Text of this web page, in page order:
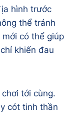
hình trước
thể tránh
mới có thể giúp
khiến đau
tới cùng.
cót tinh thần